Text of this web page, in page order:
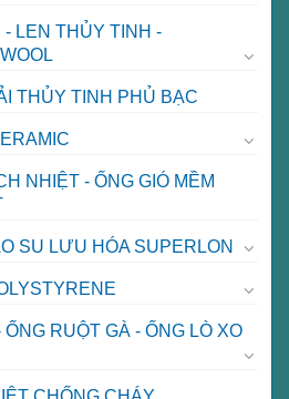
- LEN THỦY TINH -
THỦY TINH PHỦ BẠC
NHIỆT - ỐNG GIÓ MỀM
SU LƯU HÓA SUPERLON
RUỘT GÀ - ỐNG LÒ XO